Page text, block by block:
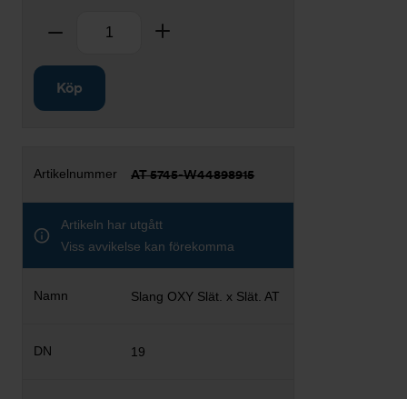
Ta bort
Köp
AT 5745-W44898915
Artikeln har utgått
Viss avvikelse kan förekomma
Slang OXY Slät. x Slät. AT
19